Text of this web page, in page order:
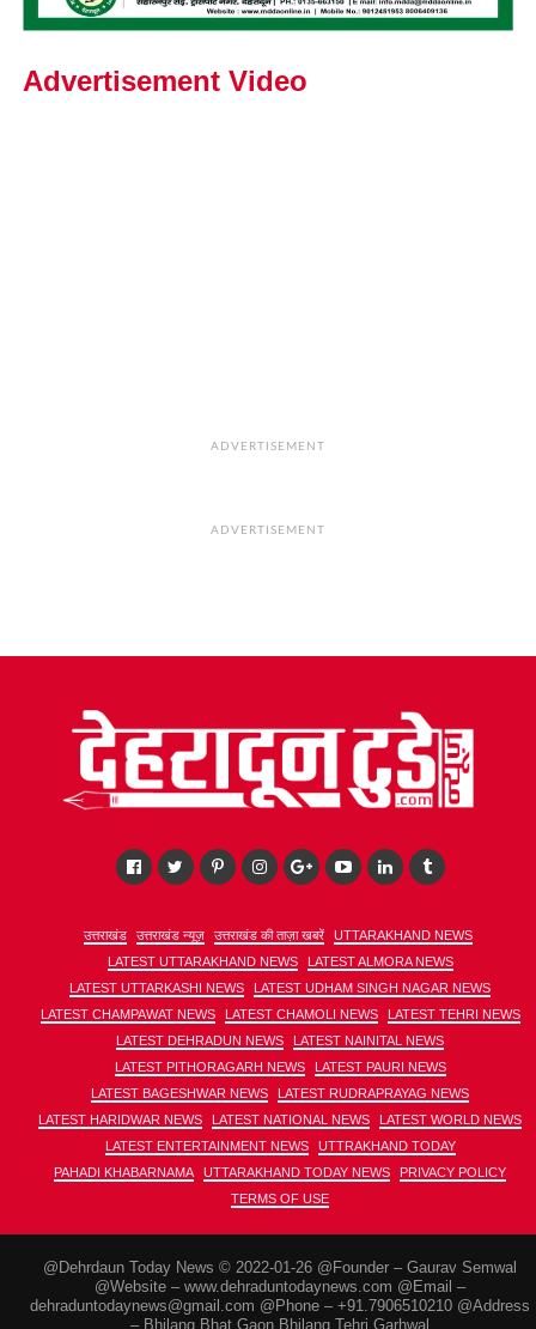
Advertisement Video
ADVERTISEMENT
ADVERTISEMENT
उत्तराखंड उत्तराखंड न्यूज़ उत्तराखंड की ताज़ा खबरें
UTTARAKHAND NEWS
LATEST UTTARAKHAND NEWS
LATEST ALMORA NEWS
LATEST UTTARKASHI NEWS
LATEST UDHAM SINGH NAGAR NEWS
LATEST CHAMPAWAT NEWS
LATEST CHAMOLI NEWS
LATEST TEHRI NEWS
LATEST DEHRADUN NEWS
LATEST NAINITAL NEWS
LATEST PITHORAGARH NEWS
LATEST PAURI NEWS
LATEST BAGESHWAR NEWS
LATEST RUDRAPRAYAG NEWS
LATEST HARIDWAR NEWS
LATEST NATIONAL NEWS
LATEST WORLD NEWS
LATEST ENTERTAINMENT NEWS
UTTRAKHAND TODAY
PAHADI KHABARNAMA
UTTARAKHAND TODAY NEWS
PRIVACY POLICY
TERMS OF USE
@Dehrdaun Today News © 2022-01-26 @Founder – Gaurav Semwal
@Website – www.dehraduntodaynews.com @Email –
dehraduntodaynews@gmail.com @Phone – +91.7906510210 @Address
– Bhilang Bhat Gaon Bhilang Tehri Garhwal